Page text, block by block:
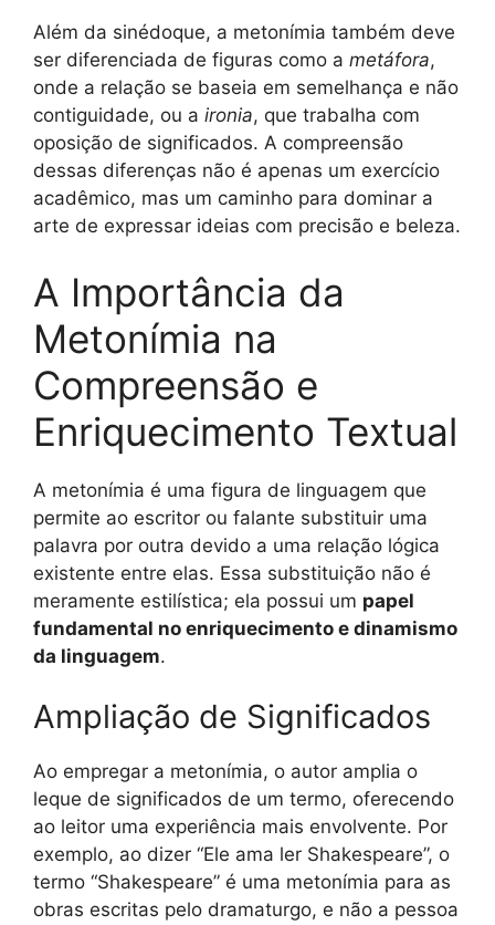
Além da sinédoque, a metonímia também deve
ser diferenciada de figuras como a metáfora,
onde a relação se baseia em semelhança e não
contiguidade, ou a ironia, que trabalha com
oposição de significados. A compreensão
dessas diferenças não é apenas um exercício
acadêmico, mas um caminho para dominar a
arte de expressar ideias com precisão e beleza.
A Importância da
Metonímia na
Compreensão e
Enriquecimento Textual
A metonímia é uma figura de linguagem que
permite ao escritor ou falante substituir uma
palavra por outra devido a uma relação lógica
existente entre elas. Essa substituição não é
meramente estilística; ela possui um papel
fundamental no enriquecimento e dinamismo
da linguagem.
Ampliação de Significados
Ao empregar a metonímia, o autor amplia o
leque de significados de um termo, oferecendo
ao leitor uma experiência mais envolvente. Por
exemplo, ao dizer “Ele ama ler Shakespeare”, o
termo “Shakespeare” é uma metonímia para as
obras escritas pelo dramaturgo, e não a pessoa